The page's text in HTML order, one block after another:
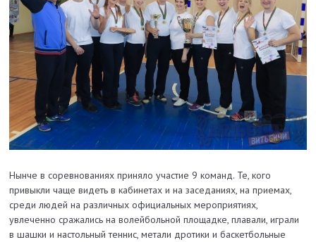
Нынче в соревнованиях приняло участие 9 команд. Те, кого
привыкли чаще видеть в кабинетах и на заседаниях, на приемах,
среди людей на различных официальных мероприятиях,
увлеченно сражались на волейбольной площадке, плавали, играли
в шашки и настольный теннис, метали дротики и баскетбольные